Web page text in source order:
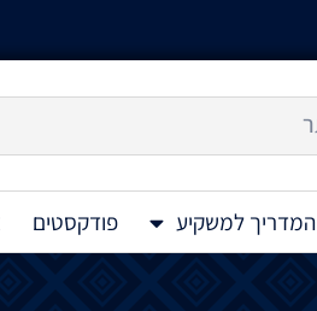
המדריך למשקיע פודקסטים